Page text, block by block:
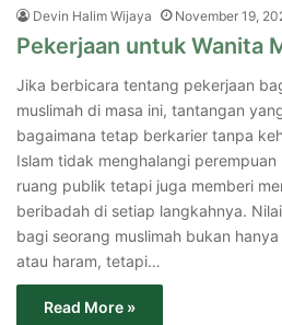
Devin Halim Wijaya November 19,
Pekerjaan untuk Wanita
Jika berbicara tentang pekerjaan
muslimah di masa ini, tantangan
bagaimana tetap berkarier tanpa
Islam tidak menghalangi
ruang publik tetapi juga memberi
beribadah di setiap langkahnya.
bagi seorang muslimah bukan
atau haram, tetapi…
Read More »